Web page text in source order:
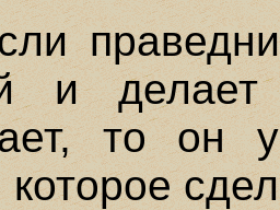
и
то он
которое